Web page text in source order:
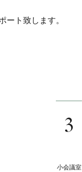
ト致します。
3
小会議室